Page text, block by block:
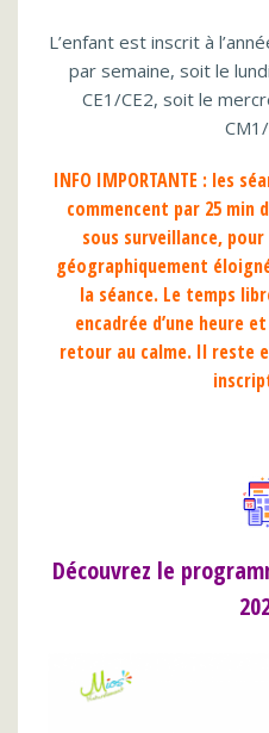
L’enfant est inscrit à
par semaine, soit le
CE1/CE2, soit le
INFO IMPORTANTE :les
commencent par 25 min
sous surveillance,
géographiquement
la séance. Le temps
encadrée d’une heure
retour au calme. Il reste
Découvrez le